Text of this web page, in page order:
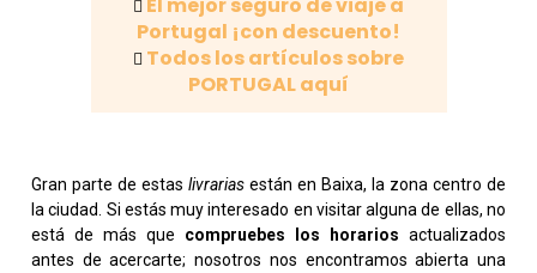
El mejor seguro de viaje a
Portugal ¡con descuento!
Todos los artículos sobre
PORTUGAL aquí
Gran parte de estas livrarias están en Baixa, la zona centro de
la ciudad. Si estás muy interesado en visitar alguna de ellas, no
está de más que compruebes los horarios actualizados
antes de acercarte; nosotros nos encontramos abierta una